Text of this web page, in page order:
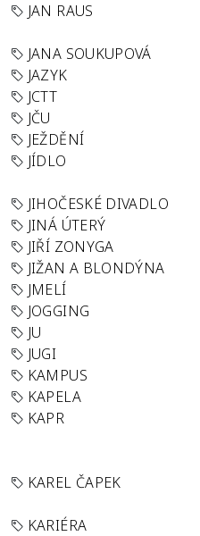
JAN RAUS
JANA SOUKUPOVÁ
JAZYK
JCTT
JČU
JEŽDĚNÍ
JÍDLO
JIHOČESKÉ DIVADLO
JINÁ ÚTERÝ
JIŘÍ ZONYGA
JIŽAN A BLONDÝNA
JMELÍ
JOGGING
JU
JUGI
KAMPUS
KAPELA
KAPR
KAREL ČAPEK
KARIÉRA